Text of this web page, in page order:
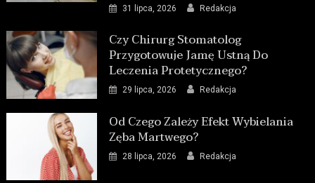
31 lipca, 2026 Redakcja
Czy Chirurg Stomatolog
Przygotowuje Jamę Ustną Do
Leczenia Protetycznego?
29 lipca, 2026 Redakcja
Od Czego Zależy Efekt Wybielania
Zęba Martwego?
28 lipca, 2026 Redakcja